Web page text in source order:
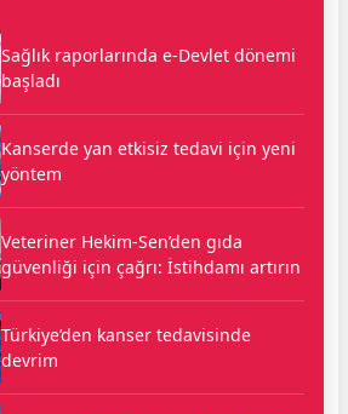
Sağlık raporlarında e-Devlet dönemi
başladı
Kanserde yan etkisiz tedavi için yeni
yöntem
Veteriner Hekim-Sen’den gıda
güvenliği için çağrı: İstihdamı artırın
Türkiye’den kanser tedavisinde
devrim